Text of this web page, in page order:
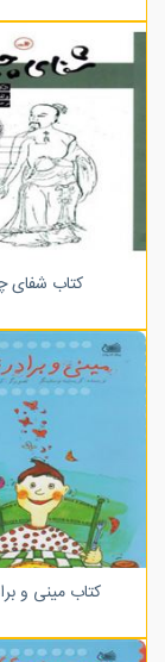
کتاب شفای
کتاب مینی و